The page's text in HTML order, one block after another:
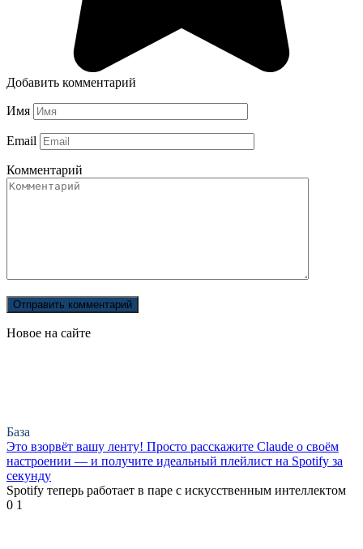
Добавить комментарий
Имя
Email
Комментарий
Новое на сайте
База
Это взорвёт вашу ленту! Просто расскажите Claude о своём
настроении — и получите идеальный плейлист на Spotify за
секунду
Spotify теперь работает в паре с искусственным интеллектом
0 1